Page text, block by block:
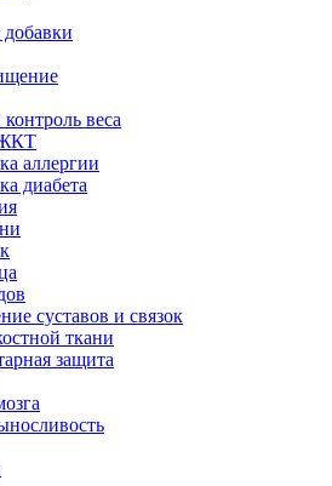
веса
аллергии
диабета
суставов и связок
ткани
защита